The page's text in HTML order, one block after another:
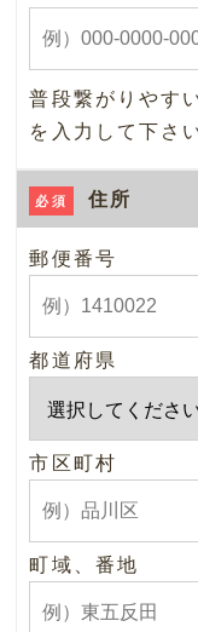
普段繋がりやす
を入力して下さ
必須 住所
郵便番号
都道府県
市区町村
町域、番地